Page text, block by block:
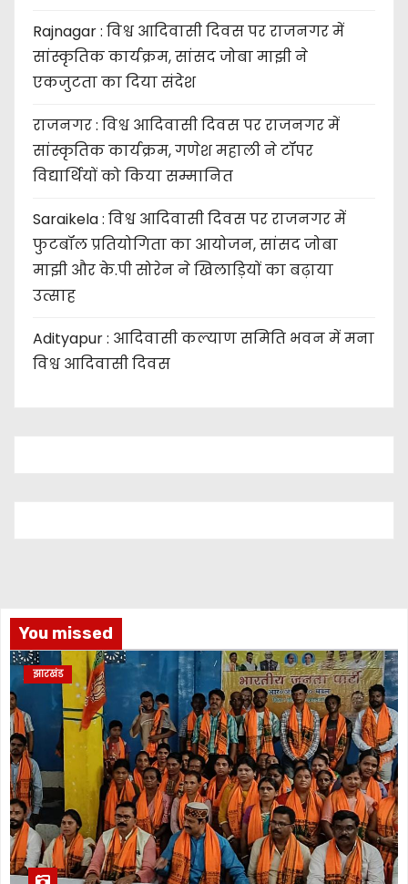
Rajnagar : विश्व आदिवासी दिवस पर राजनगर में
सांस्कृतिक कार्यक्रम, सांसद जोबा माझी ने
एकजुटता का दिया संदेश
राजनगर : विश्व आदिवासी दिवस पर राजनगर में
सांस्कृतिक कार्यक्रम, गणेश महाली ने टॉपर
विद्यार्थियों को किया सम्मानित
Saraikela : विश्व आदिवासी दिवस पर राजनगर में
फुटबॉल प्रतियोगिता का आयोजन, सांसद जोबा
माझी और के.पी सोरेन ने खिलाड़ियों का बढ़ाया
उत्साह
Adityapur : आदिवासी कल्याण समिति भवन में मना
विश्व आदिवासी दिवस
You missed
झारखंड